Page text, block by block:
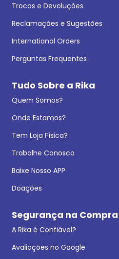
Trocas e Devoluções
Reclamações e Sugestões
International Orders
Perguntas Frequentes
Tudo Sobre a Rika
Quem Somos?
Onde Estamos?
Tem Loja Física?
Trabalhe Conosco
Baixe Nosso APP
Doações
Segurança na Compra
A Rika é Confiável?
Avaliações no Google